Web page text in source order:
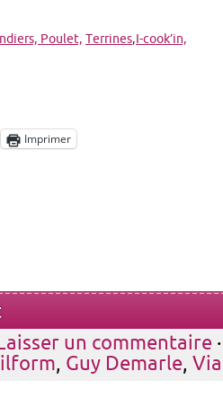
Poulet, Terrines, I-cook’in,
Imprimer
Laisser un commentaire
, Guy Demarle,